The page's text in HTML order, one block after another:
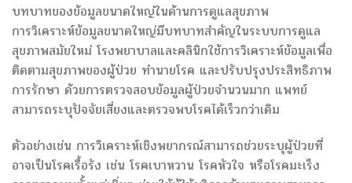
บทบาทของข้อมูลขนาดใหญ่ในด้านการดูแลสุขภาพ
การวิเคราะห์ข้อมูลขนาดใหญ่มีบทบาทสำคัญในระบบการดูแล
สุขภาพสมัยใหม่ โรงพยาบาลและคลินิกใช้การวิเคราะห์ข้อมูลเพื่อ
ติดตามสุขภาพของผู้ป่วย ทำนายโรค และปรับปรุงประสิทธิภาพ
การรักษา ด้วยการตรวจสอบข้อมูลผู้ป่วยจำนวนมาก แพทย์
สามารถระบุปัจจัยเสี่ยงและตรวจพบโรคได้เร็วกว่าเดิม
ตัวอย่างเช่น การวิเคราะห์เชิงพยากรณ์สามารถช่วยระบุผู้ป่วยที่
อาจเป็นโรคเรื้อรัง เช่น โรคเบาหวาน โรคหัวใจ หรือโรคมะเร็ง